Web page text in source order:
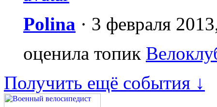
Polina · 3 февраля
оценила топик
Получить ещё события ↓